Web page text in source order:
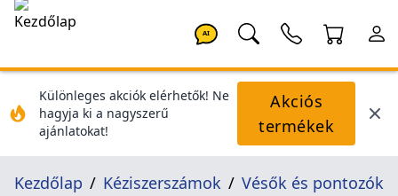
AI
Különleges akciók elérhetők! Ne
hagyja ki a nagyszerű
ajánlatokat!
Akciós
termékek
Kezdőlap Kéziszerszámok
Vésők és pontozók